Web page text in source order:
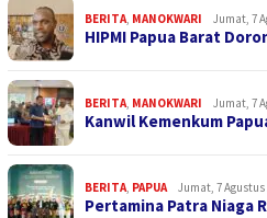
BERITA, MANOKWARI Jumat, 7
HIPMI Papua Barat
BERITA, MANOKWARI Jumat, 7
Kanwil Kemenkum
BERITA, PAPUA Jumat, 7 Agustus
Pertamina Patra Niaga